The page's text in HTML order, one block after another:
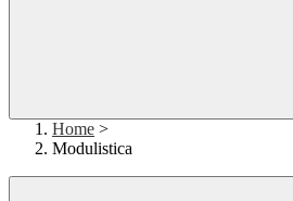
Home >
Modulistica